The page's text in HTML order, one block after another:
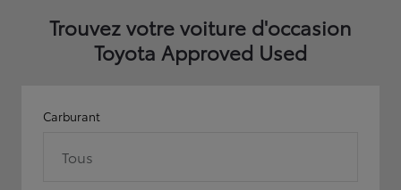
Trouvez votre voiture d'occasion
Toyota Approved Used
Carburant
Tous